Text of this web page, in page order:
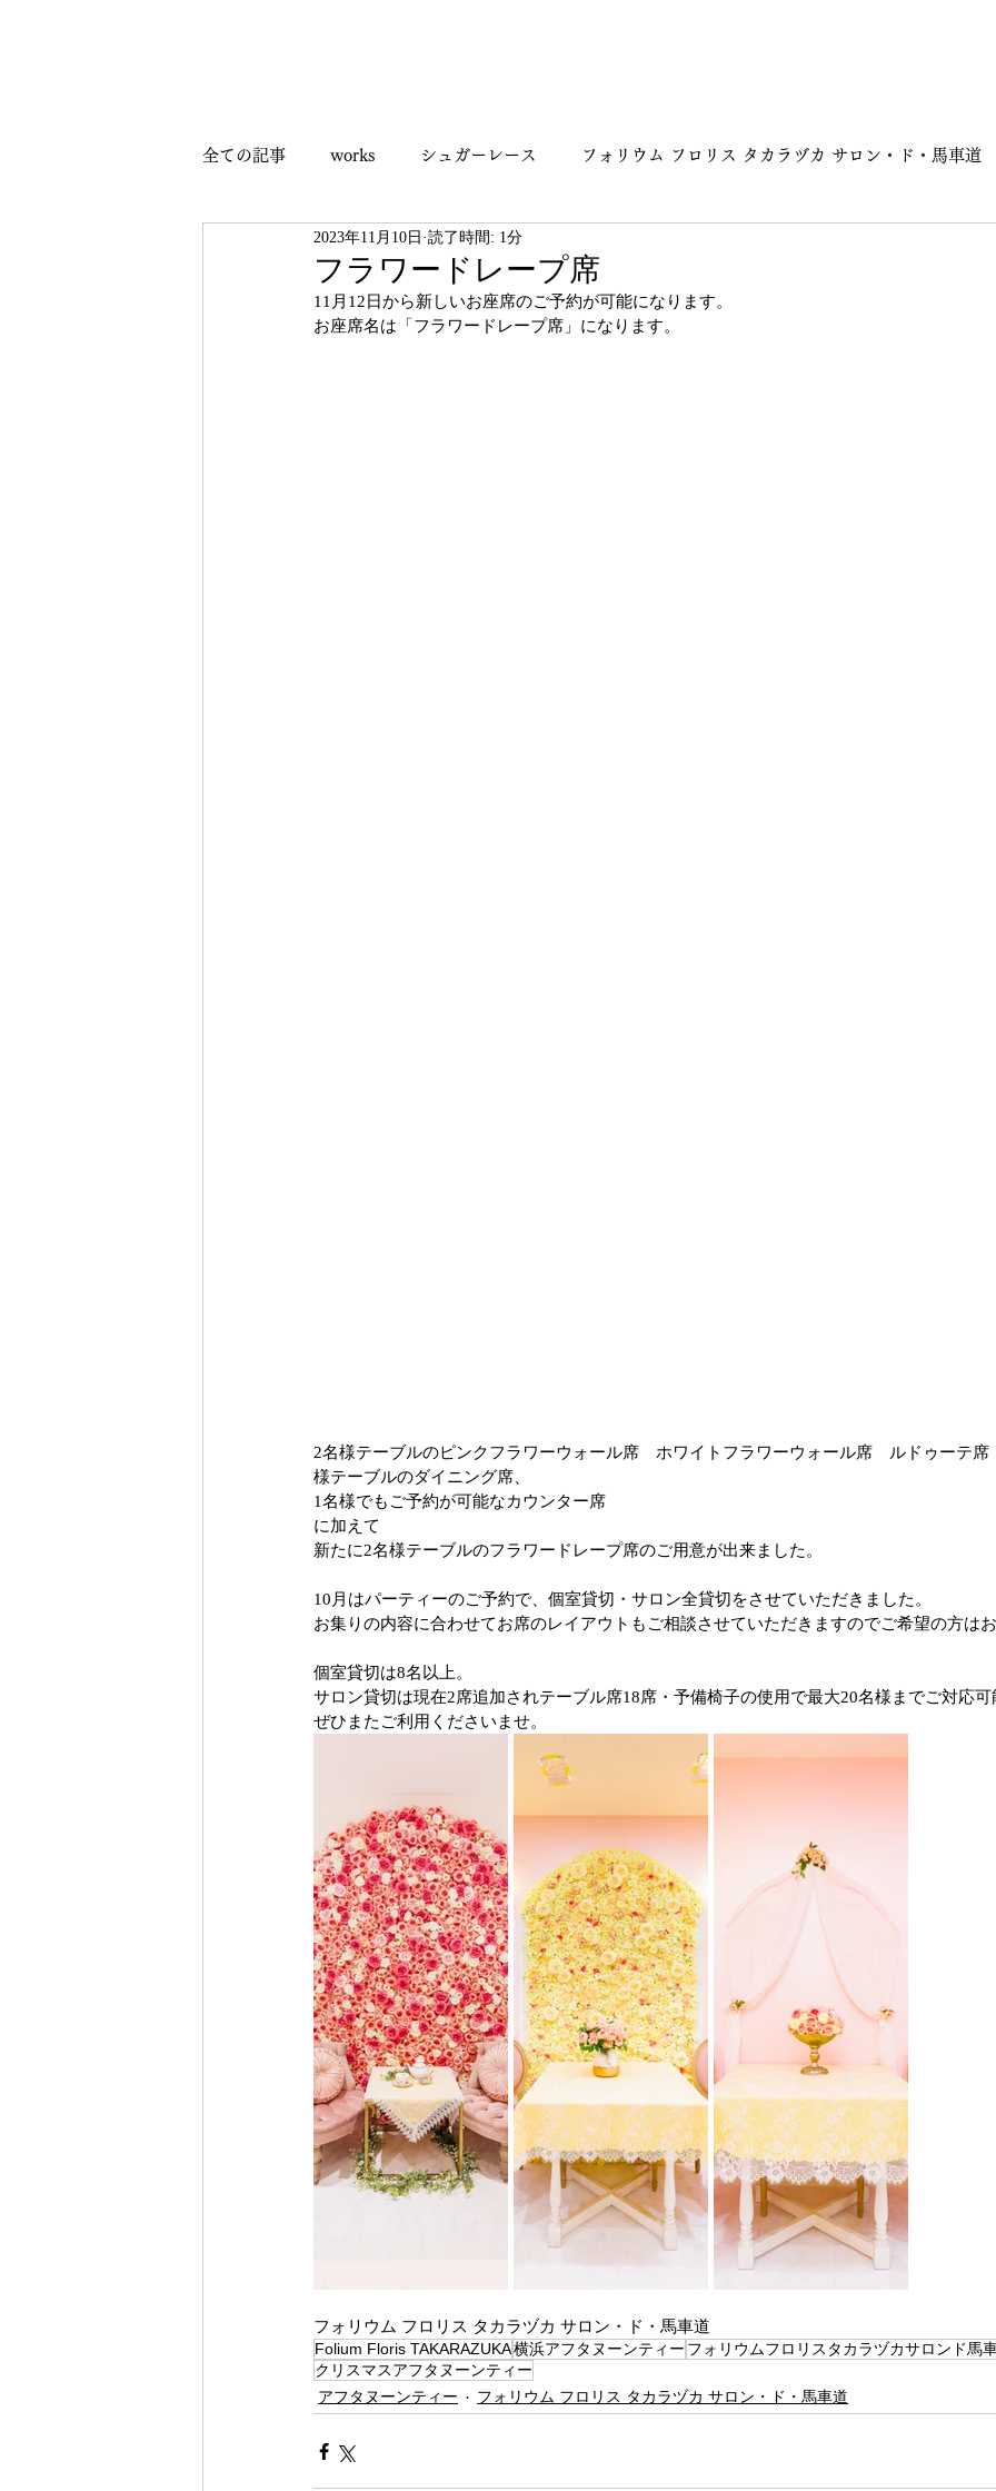
全ての記事 works シュガーレース フォリウム フロリス タカラヅカ サロン・ド・馬車道
ウエディングケーキ アフタヌーンティー焼き菓子
シュガークラフト シュガーアート アイシング
フラワードレープ席
2023年11月10日 読了時間: 1分
11月12日から新しいお座席のご予約が可能になります。
お座席名は「フラワードレープ席」になります。
2名様テーブルのピンクフラワーウォール席　ホワイトフラワーウォール席　ルドゥーテ席
様テーブルのダイニング席、
1名様でもご予約が可能なカウンター席
に加えて
新たに2名様テーブルのフラワードレープ席のご用意が出来ました。
10月はパーティーのご予約で、個室貸切・サロン全貸切をさせていただきました。
お集りの内容に合わせてお席のレイアウトもご相談させていただきますのでご希望の方はお
個室貸切は8名以上。
サロン貸切は現在2席追加されテーブル席18席・予備椅子の使用で最大20名様までご対応可
ぜひまたご利用くださいませ。
フォリウム フロリス タカラヅカ サロン・ド・馬車道
Folium Floris TAKARAZUKA横浜アフタヌーンティー フォリウムフロリスタカラヅカサロンド馬
クリスマスアフタヌーンティー
アフタヌーンティー フォリウム フロリス タカラヅカ サロン・ド・馬車道